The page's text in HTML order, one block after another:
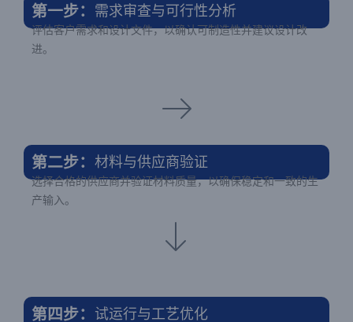
第一步： 需求审查与可行性分析
评估客户需求和设计文件，以确认可制造性并建议设计改
进。
第二步： 材料与供应商验证
选择合格的供应商并验证材料质量，以确保稳定和一致的生
产输入。
第四步： 试运行与工艺优化